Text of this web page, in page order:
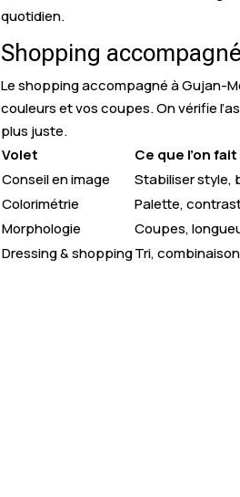
quotidien.
Shopping
Le shopping accompagné à Gujan-
couleurs et vos coupes. On vérifie
plus juste.
Volet
Ce que l’on fait
Conseil en image
Stabiliser style,
Colorimétrie
Palette,
Morphologie
Coupes,
Dressing & shoppingTri,